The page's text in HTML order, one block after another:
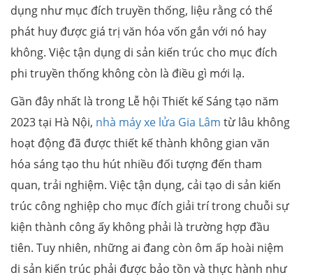
dụng như mục đích truyền thống, liệu rằng có thể
phát huy được giá trị văn hóa vốn gắn với nó hay
không. Việc tận dụng di sản kiến trúc cho mục đích
phi truyền thống không còn là điều gì mới lạ.
Gần đây nhất là trong Lễ hội Thiết kế Sáng tạo năm
2023 tại Hà Nội, nhà máy xe lửa Gia Lâm từ lâu không
hoạt động đã được thiết kế thành không gian văn
hóa sáng tạo thu hút nhiều đối tượng đến tham
quan, trải nghiệm. Việc tận dụng, cải tạo di sản kiến
trúc công nghiệp cho mục đích giải trí trong chuỗi sự
kiện thành công ấy không phải là trường hợp đầu
tiên. Tuy nhiên, những ai đang còn ôm ấp hoài niệm
di sản kiến trúc phải được bảo tồn và thực hành như